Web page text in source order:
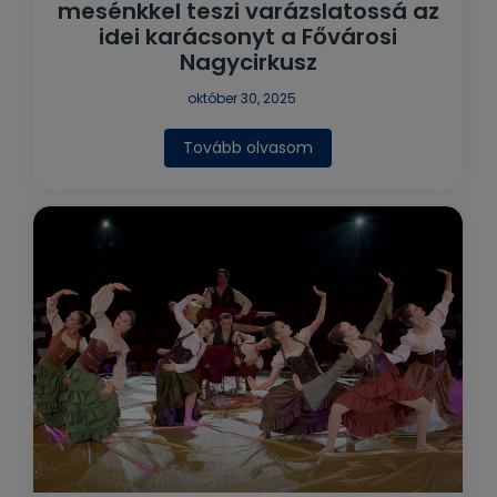
mesénkkel teszi varázslatossá az
idei karácsonyt a Fővárosi
Nagycirkusz
október 30, 2025
Tovább olvasom